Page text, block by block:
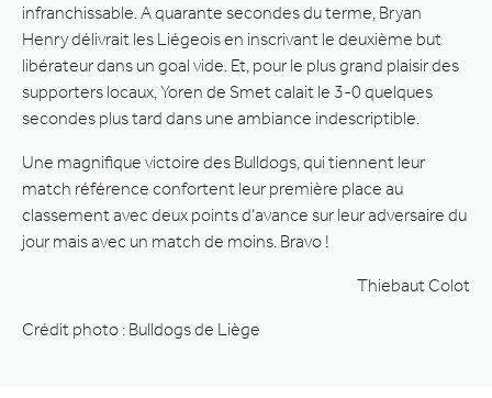
infranchissable. A quarante secondes du terme, Bryan
Henry délivrait les Liégeois en inscrivant le deuxième but
libérateur dans un goal vide. Et, pour le plus grand plaisir des
supporters locaux, Yoren de Smet calait le 3-0 quelques
secondes plus tard dans une ambiance indescriptible.
Une magnifique victoire des Bulldogs, qui tiennent leur
match référence confortent leur première place au
classement avec deux points d’avance sur leur adversaire du
jour mais avec un match de moins. Bravo !
Thiebaut Colot
Crédit photo : Bulldogs de Liège